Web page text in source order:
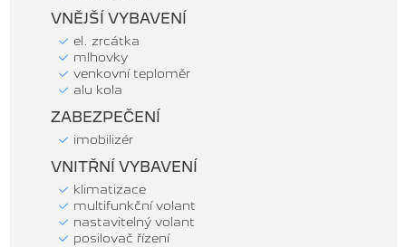
VNĚJŠÍ VYBAVENÍ
el. zrcátka
mlhovky
venkovní teploměr
alu kola
ZABEZPEČENÍ
imobilizér
VNITŘNÍ VYBAVENÍ
klimatizace
multifunkční volant
nastavitelný volant
posilovač řízení